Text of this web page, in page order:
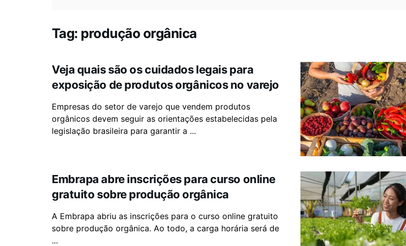
Tag: produção orgânica
Veja quais são os cuidados legais para
exposição de produtos orgânicos no varejo
Empresas do setor de varejo que vendem produtos
orgânicos devem seguir as orientações estabelecidas pela
legislação brasileira para garantir a ...
Embrapa abre inscrições para curso online
gratuito sobre produção orgânica
A Embrapa abriu as inscrições para o curso online gratuito
sobre produção orgânica. Ao todo, a carga horária será de
...